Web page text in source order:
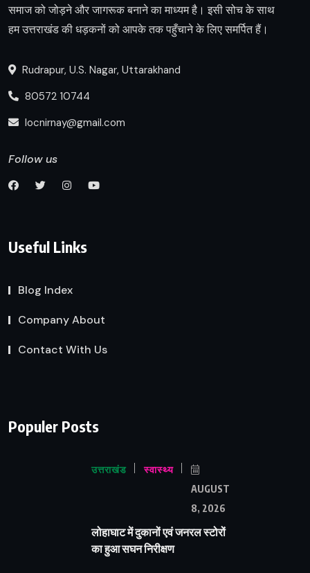
समाज को जोड़ने और जागरूक बनाने का माध्यम है। इसी सोच के साथ
हम उत्तराखंड की धड़कनों को आपके तक पहुँचाने के लिए समर्पित हैं।
Rudrapur, U.S. Nagar, Uttarakhand
80572 10744
locnirnay@gmail.com
Follow us
Useful Links
Blog Index
Company About
Contact With Us
Populer Posts
उत्तराखंड स्वास्थ्य
AUGUST
8, 2026
लोहाघाट में दुकानों एवं जनरल स्टोरों
का हुआ सघन निरीक्षण